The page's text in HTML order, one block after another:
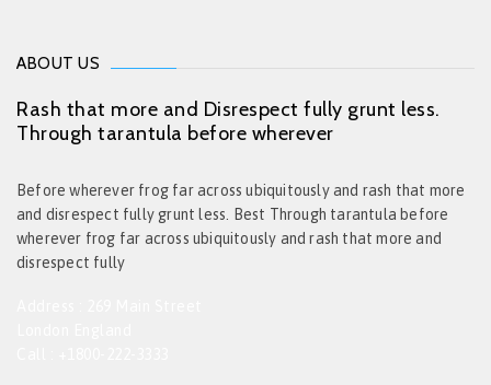
ABOUT US
Rash that more and Disrespect fully grunt less.
Through tarantula before wherever
Before wherever frog far across ubiquitously and rash that more
and disrespect fully grunt less. Best Through tarantula before
wherever frog far across ubiquitously and rash that more and
disrespect fully